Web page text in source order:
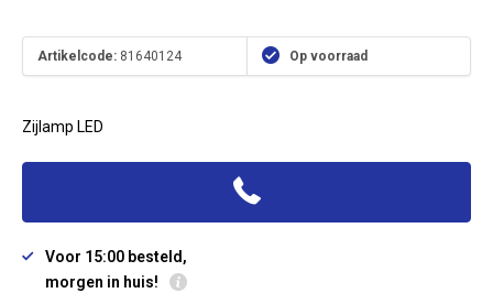
Artikelcode: 81640124 Op voorraad
Zijlamp LED
Voor 15:00 besteld,
morgen in huis!